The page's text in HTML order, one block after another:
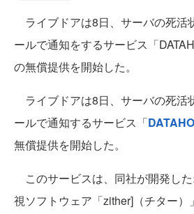
ライブドアは8日、サーバの死活
ールで通知をするサービス「
の無償提供を開始した。
ライブドアは8日、サーバの死活
ールで通知するサービス「
無償提供を開始した。
このサービスは、同社が開発し
視ソフトウェア「zither]（チター